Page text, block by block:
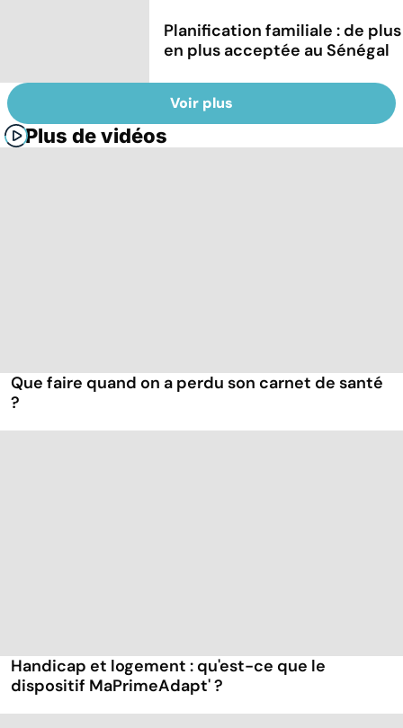
Planification familiale : de plus
en plus acceptée au Sénégal
Voir plus
Plus de vidéos
Que faire quand on a perdu son carnet de santé
?
Handicap et logement : qu'est-ce que le
dispositif MaPrimeAdapt' ?